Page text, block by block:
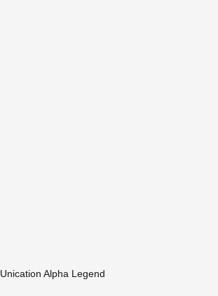
Unication Alpha Legend